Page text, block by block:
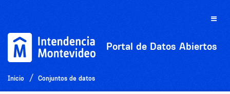
Toggle
Portal de Datos Abiertos
Inicio Conjuntos de datos